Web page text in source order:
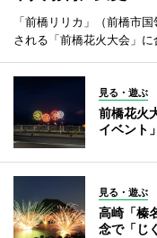
「前橋リリカ」（前橋市
される「前橋花火大会」に
見る・遊ぶ
前橋花火
イベント
見る・遊ぶ
高崎「榛
念で「じ